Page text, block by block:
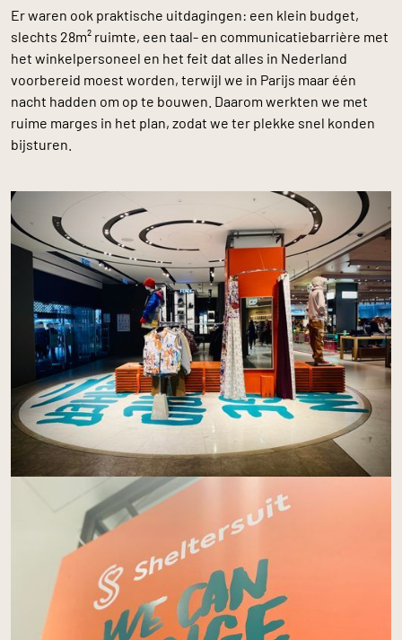
Er waren ook praktische uitdagingen: een klein budget,
slechts 28m² ruimte, een taal- en communicatiebarrière met
het winkelpersoneel en het feit dat alles in Nederland
voorbereid moest worden, terwijl we in Parijs maar één
nacht hadden om op te bouwen. Daarom werkten we met
ruime marges in het plan, zodat we ter plekke snel konden
bijsturen.